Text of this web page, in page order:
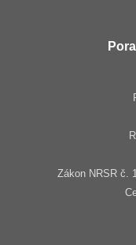
Zákon NRSR č.